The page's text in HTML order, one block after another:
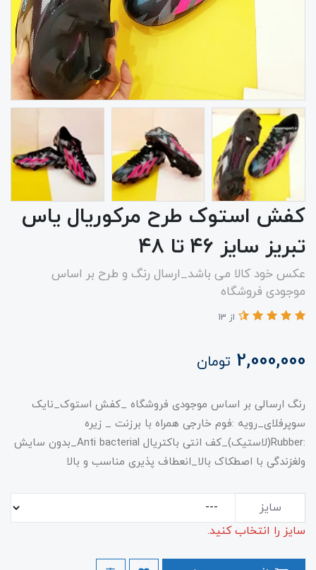
کفش استوک طرح مرکوریال یاس
تبریز سایز ۴۶ تا ۴۸
عکس خود کالا می باشد_ارسال رنگ و طرح بر اساس
موجودی فروشگاه
از 13
2,000,000 تومان
رنگ ارسالی بر اساس موجودی فروشگاه _کفش استوک_نایک
سوپرفلای_رویه :فوم خارجی همراه با برزنت _ زیره
:Rubber(لاستیک)_کف انتی باکتریال Anti bacterial_بدون سایش
ولغزندگی با اصطکاک بالا_انعطاف پذیری مناسب و بالا
سایز
سایز را انتخاب کنید.